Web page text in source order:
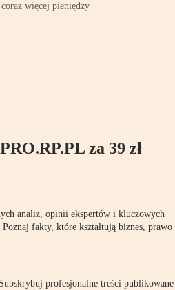
więcej pieniędzy
za 39 zł
analiz, opinii ekspertów i kluczowych
fakty, które kształtują biznes, prawo
profesjonalne treści publikowane